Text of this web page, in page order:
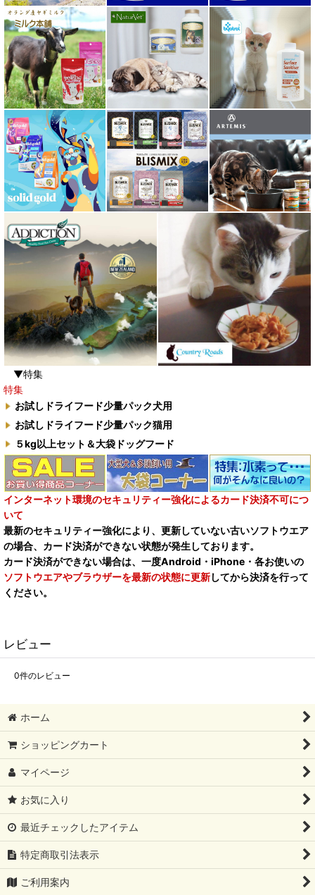
▼特集
特集
お試しドライフード少量パック犬用
お試しドライフード少量パック猫用
５kg以上セット＆大袋ドッグフード
インターネット環境のセキュリティー強化によるカード決済不可につ
いて
最新のセキュリティー強化により、更新していない古いソフトウエア
の場合、カード決済ができない状態が発生しております。
カード決済ができない場合は、一度Android・iPhone・各お使いの
ソフトウエアやブラウザーを最新の状態に更新してから決済を行って
ください。
レビュー
0件のレビュー
ホーム
ショッピングカート
マイページ
お気に入り
最近チェックしたアイテム
特定商取引法表示
ご利用案内